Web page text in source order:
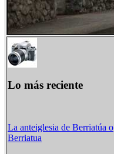
Lo más reciente
La anteiglesia de Berriatúa o
Berriatua